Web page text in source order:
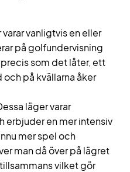
varar vanligtvis en eller
på golfundervisning
som det låter, ett
på kvällarna åker
läger varar
erbjuder en mer intensiv
mer spel och
man då över på lägret
vilket gör